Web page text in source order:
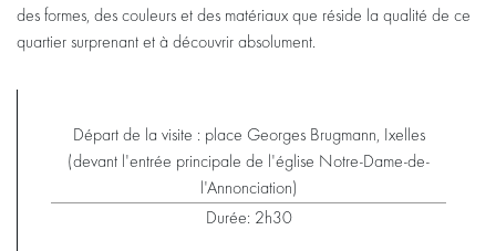
des formes, des couleurs et des matériaux que réside la qualité de ce
quartier surprenant et à découvrir absolument.
Départ de la visite : place Georges Brugmann, Ixelles
(devant l'entrée principale de l'église Notre-Dame-de-
l'Annonciation)
Durée: 2h30